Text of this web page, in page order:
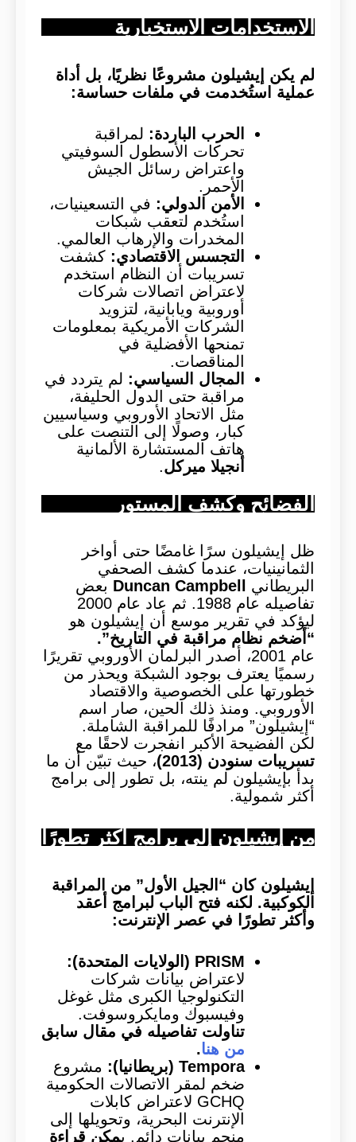
الاستخدامات الاستخبارية
لم يكن إيشيلون مشروعًا نظريًا، بل أداة
عملية استُخدمت في ملفات حساسة:
الحرب الباردة: لمراقبة
تحركات الأسطول السوفيتي
واعتراض رسائل الجيش
الأحمر.
الأمن الدولي: في التسعينيات،
استُخدم لتعقب شبكات
المخدرات والإرهاب العالمي.
التجسس الاقتصادي: كشفت
تسريبات أن النظام استخدم
لاعتراض اتصالات شركات
أوروبية ويابانية، لتزويد
الشركات الأمريكية بمعلومات
تمنحها الأفضلية في
المناقصات.
المجال السياسي: لم يتردد في
مراقبة حتى الدول الحليفة،
مثل الاتحاد الأوروبي وسياسيين
كبار، وصولًا إلى التنصت على
هاتف المستشارة الألمانية
أنجيلا ميركل.
الفضائح وكشف المستور
ظل إيشيلون سرًا غامضًا حتى أواخر
الثمانينيات، عندما كشف الصحفي
البريطاني
Duncan Campbell بعض
تفاصيله عام 1988. ثم عاد عام 2000
ليؤكد في تقرير موسع أن إيشيلون هو
“أضخم نظام مراقبة في التاريخ”.
عام 2001، أصدر البرلمان الأوروبي تقريرًا
رسميًا يعترف بوجود الشبكة ويحذر من
خطورتها على الخصوصية والاقتصاد
الأوروبي. ومنذ ذلك الحين، صار اسم
“إيشيلون” مرادفًا للمراقبة الشاملة.
لكن الفضيحة الأكبر انفجرت لاحقًا مع
تسريبات سنودن (2013)
، حيث تبيّن أن ما
بدأ بإيشيلون لم ينته، بل تطور إلى برامج
أكثر شمولية.
من إيشيلون إلى برامج أكثر تطورًا
إيشيلون كان “الجيل الأول” من المراقبة
الكوكبية. لكنه فتح الباب لبرامج أعقد
وأكثر تطورًا في عصر الإنترنت:
PRISM (الولايات المتحدة):
لاعتراض بيانات شركات
التكنولوجيا الكبرى مثل غوغل
وفيسبوك ومايكروسوفت.
تناولت تفاصيله في مقال سابق
من هنا.
Tempora (بريطانيا):
مشروع
ضخم لمقر الاتصالات الحكومية
GCHQ لاعتراض كابلات
الإنترنت البحرية، وتحويلها إلى
منجم بيانات دائم. يمكن قراءة